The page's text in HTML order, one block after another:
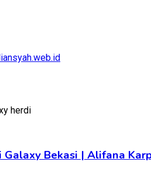
Galaxy Bekasi | Alifana